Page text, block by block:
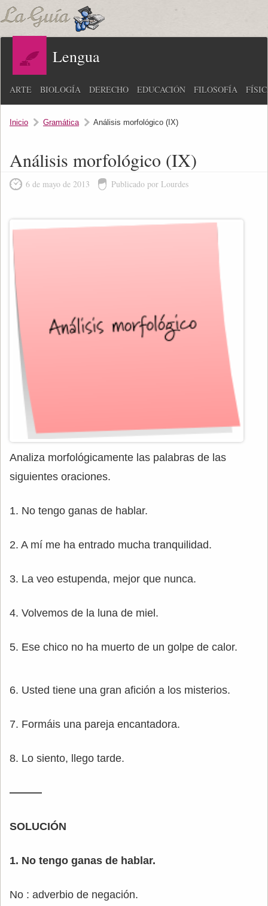
Lengua
ARTE BIOLOGÍA DERECHO EDUCACIÓN FILOSOFÍA
Inicio Gramática Análisis morfológico (IX)
Análisis morfológico (IX)
6 de mayo de 2013 Publicado por Lourdes
Analiza morfológicamente las palabras de las
siguientes oraciones.
1. No tengo ganas de hablar.
2. A mí me ha entrado mucha tranquilidad.
3. La veo estupenda, mejor que nunca.
4. Volvemos de la luna de miel.
5. Ese chico no ha muerto de un golpe de calor.
6. Usted tiene una gran afición a los misterios.
7. Formáis una pareja encantadora.
8. Lo siento, llego tarde.
———
SOLUCIÓN
1. No tengo ganas de hablar.
No : adverbio de negación.